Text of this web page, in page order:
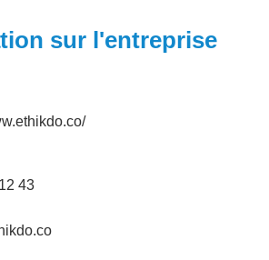
sur l'entreprise
43